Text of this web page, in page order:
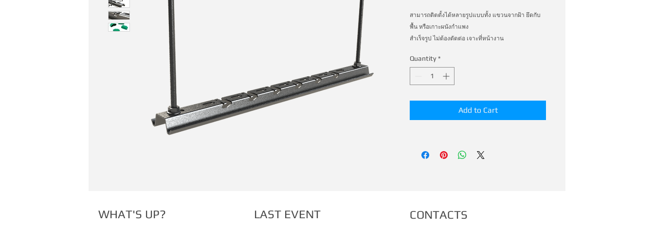
สามารถติตตั้งได้หลายรูปแบบทั้ง แขวนจากฝ้า ยึดกับ
พื้น หรือเกาะผนังกำแพง
สำเร็จรูป ไม่ต้องตัดต่อ เจาะที่หน้างาน
รวดเร็วกว่า มากมาก
Quantity *
Add to Cart
WHAT'S UP? LAST EVENT CONTACTS